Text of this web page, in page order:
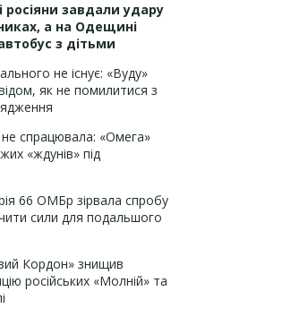
росіяни завдали удару
а на Одещині
з дітьми
не існує: «Вуду»
як не помилитися з
не спрацювала: «Омега»
«ждунів» під
66 ОМБр зірвала спробу
сили для подальшого
Кордон» знищив
російських «Молній» та